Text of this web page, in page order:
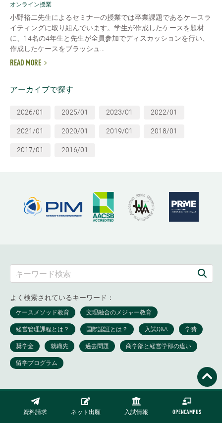
資料請求 ネット出願 入試情報 OPENCAMPUS
オンライン授業
小野裕二先生によるセミナーの授業では卒業課題であるケースラ
イティングに取り組んでいます。学生が作成したケースを題材
に、14名の4年生と先生が全員参加でディスカッションを行い、
作成したケースをブラッシュ...
READ MORE
アーカイブで探す
2026/01 2025/01 2023/01 2022/01
2021/01 2020/01 2019/01 2018/01
2017/01 2016/01
よく検索されているキーワード：